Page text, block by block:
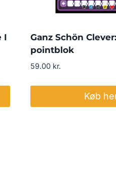
I
Ganz Schön
pointblok
59.00 kr.
Køb